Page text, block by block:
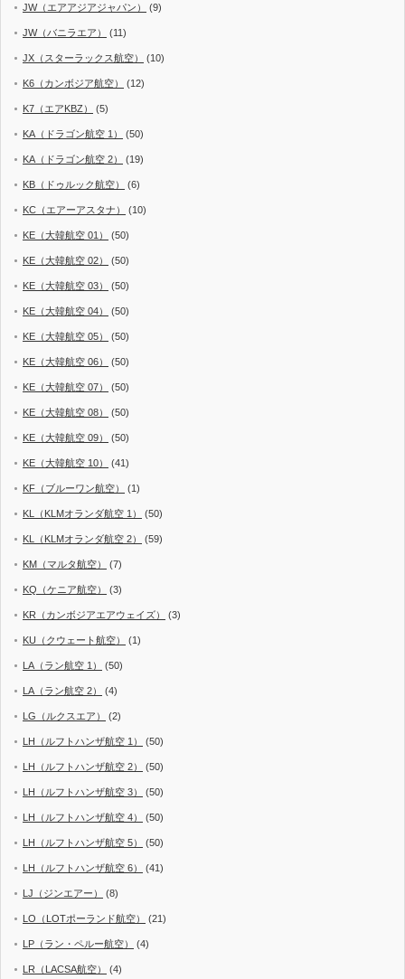
JW（エアアジアジャパン） (9)
JW（バニラエア） (11)
JX（スターラックス航空） (10)
K6（カンボジア航空） (12)
K7（エアKBZ） (5)
KA（ドラゴン航空 1） (50)
KA（ドラゴン航空 2） (19)
KB（ドゥルック航空） (6)
KC（エアーアスタナ） (10)
KE（大韓航空 01） (50)
KE（大韓航空 02） (50)
KE（大韓航空 03） (50)
KE（大韓航空 04） (50)
KE（大韓航空 05） (50)
KE（大韓航空 06） (50)
KE（大韓航空 07） (50)
KE（大韓航空 08） (50)
KE（大韓航空 09） (50)
KE（大韓航空 10） (41)
KF（ブルーワン航空） (1)
KL（KLMオランダ航空 1） (50)
KL（KLMオランダ航空 2） (59)
KM（マルタ航空） (7)
KQ（ケニア航空） (3)
KR（カンボジアエアウェイズ） (3)
KU（クウェート航空） (1)
LA（ラン航空 1） (50)
LA（ラン航空 2） (4)
LG（ルクスエア） (2)
LH（ルフトハンザ航空 1） (50)
LH（ルフトハンザ航空 2） (50)
LH（ルフトハンザ航空 3） (50)
LH（ルフトハンザ航空 4） (50)
LH（ルフトハンザ航空 5） (50)
LH（ルフトハンザ航空 6） (41)
LJ（ジンエアー） (8)
LO（LOTポーランド航空） (21)
LP（ラン・ペルー航空） (4)
LR（LACSA航空） (4)